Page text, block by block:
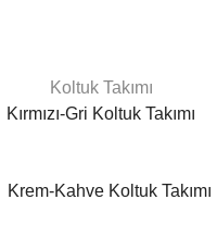
Koltuk Takımı
Kırmızı-Gri Koltuk Takımı